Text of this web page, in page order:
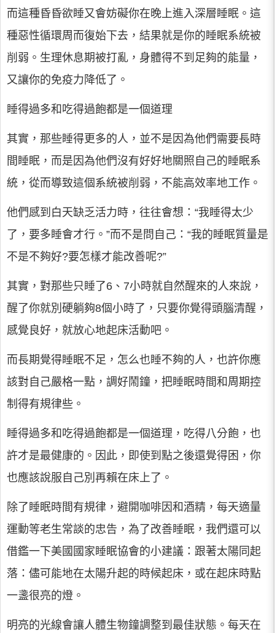
而這種昏昏欲睡又會妨礙你在晚上進入深層睡眠。這
種惡性循環周而復始下去，結果就是你的睡眠系統被
削弱。生理休息期被打亂，身體得不到足夠的能量，
又讓你的免疫力降低了。
睡得過多和吃得過飽都是一個道理
其實，那些睡得更多的人，並不是因為他們需要長時
間睡眠，而是因為他們沒有好好地關照自己的睡眠系
統，從而導致這個系統被削弱，不能高效率地工作。
他們感到白天缺乏活力時，往往會想：“我睡得太少
了，要多睡會才行。”而不是問自己：“我的睡眠質量是
不是不夠好?要怎樣才能改善呢?”
其實，對那些只睡了6、7小時就自然醒來的人來說，
醒了你就別硬躺夠8個小時了，只要你覺得頭腦清醒，
感覺良好，就放心地起床活動吧。
而長期覺得睡眠不足，怎么也睡不夠的人，也許你應
該對自己嚴格一點，調好鬧鐘，把睡眠時間和周期控
制得有規律些。
睡得過多和吃得過飽都是一個道理，吃得八分飽，也
許才是最健康的。因此，即使到點之後還覺得困，你
也應該說服自己別再賴在床上了。
除了睡眠時間有規律，避開咖啡因和酒精，每天適量
運動等老生常談的忠告，為了改善睡眠，我們還可以
借鑑一下美國國家睡眠協會的小建議：跟著太陽同起
落：儘可能地在太陽升起的時候起床，或在起床時點
一盞很亮的燈。
明亮的光線會讓人體生物鐘調整到最佳狀態。每天在